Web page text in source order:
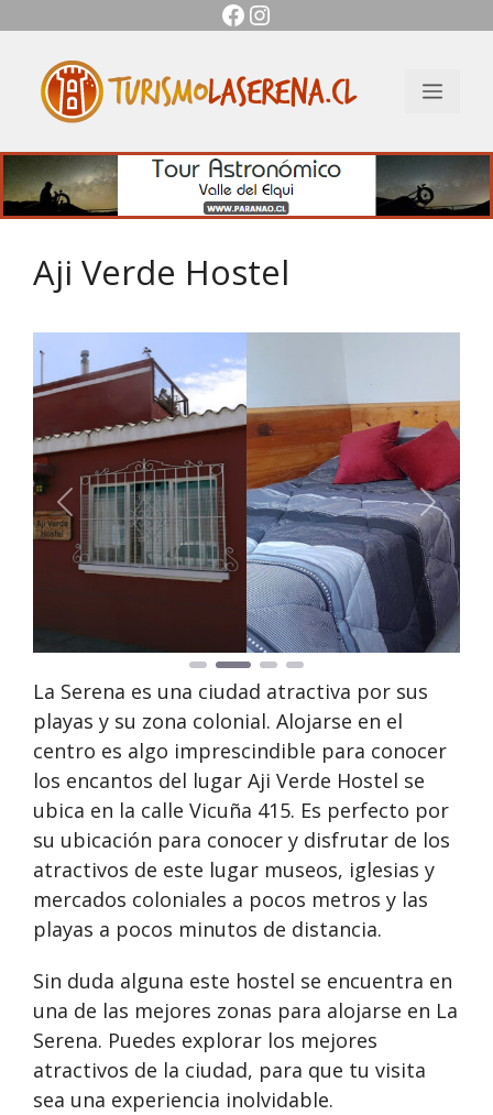
contenido
Facebook
Instagram
Menú
Aji Verde Hostel
Anterior
La Serena es una ciudad atractiva por sus
playas y su zona colonial. Alojarse en el
centro es algo imprescindible para conocer
los encantos del lugar Aji Verde Hostel se
ubica en la calle Vicuña 415. Es perfecto por
su ubicación para conocer y disfrutar de los
atractivos de este lugar museos, iglesias y
mercados coloniales a pocos metros y las
playas a pocos minutos de distancia.
Sin duda alguna este hostel se encuentra en
una de las mejores zonas para alojarse en La
Serena. Puedes explorar los mejores
atractivos de la ciudad, para que tu visita
sea una experiencia inolvidable.